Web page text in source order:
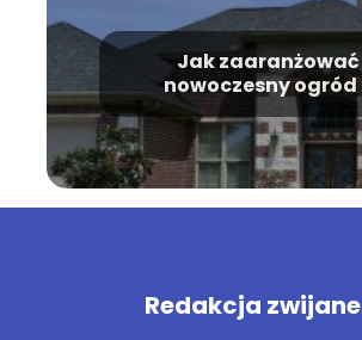
Jak zaaranżować
nowoczesny ogród
trawami?
Redakcja